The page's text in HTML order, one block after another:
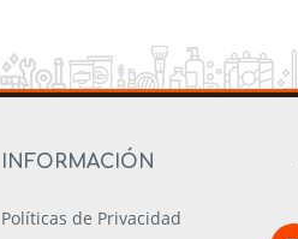
INFORMACIÓN
Políticas de Privacidad